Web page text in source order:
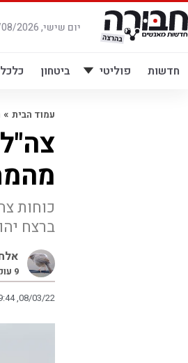
דלג
לתוכן
יום שישי, 07/08/2026
חדשות פוליטי ביטחון
עמוד הבית »
כוחות
ברצח
9
,08/03/22